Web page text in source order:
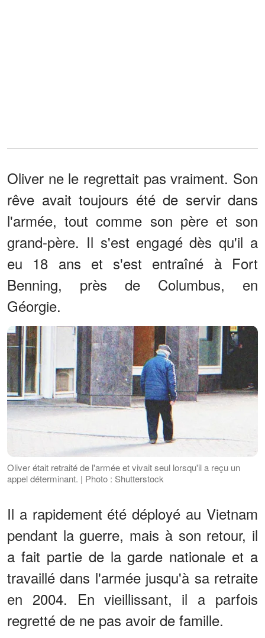
Oliver ne le regrettait pas vraiment. Son
rêve avait toujours été de servir dans
l'armée, tout comme son père et son
grand-père. Il s'est engagé dès qu'il a
eu 18 ans et s'est entraîné à Fort
Benning, près de Columbus, en
Géorgie.
Oliver était retraité de l'armée et vivait seul lorsqu'il a reçu un
appel déterminant. | Photo : Shutterstock
Il a rapidement été déployé au Vietnam
pendant la guerre, mais à son retour, il
a fait partie de la garde nationale et a
travaillé dans l'armée jusqu'à sa retraite
en 2004. En vieillissant, il a parfois
regretté de ne pas avoir de famille.